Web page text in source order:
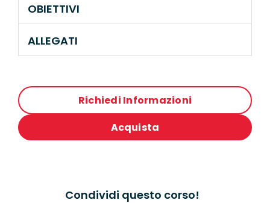
OBIETTIVI
ALLEGATI
Richiedi Informazioni
Acquista
Condividi questo corso!